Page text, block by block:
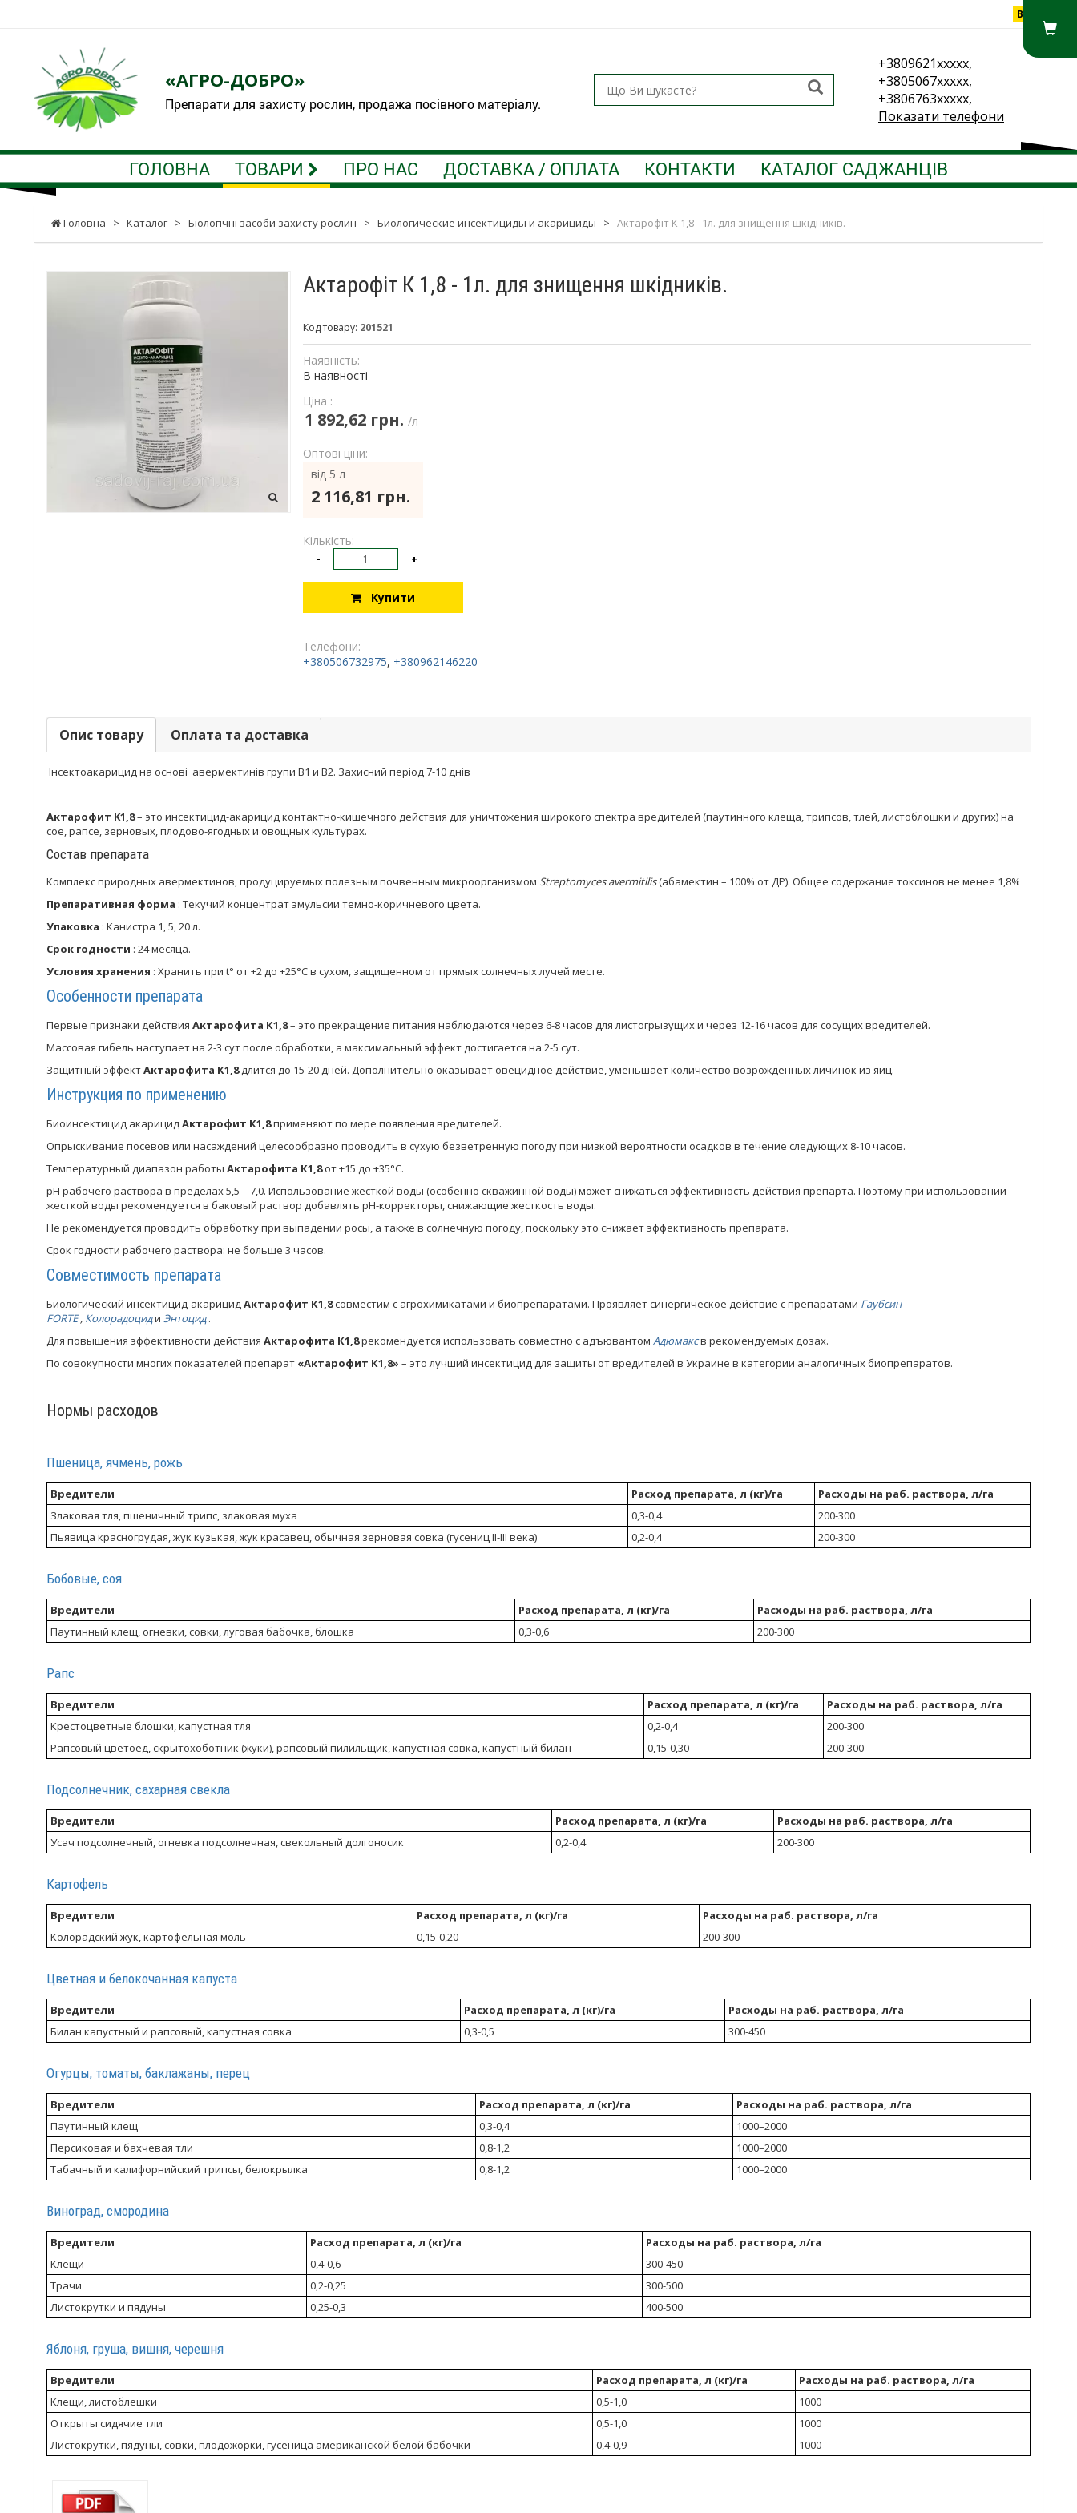
Вхід
«АГРО-ДОБРО»
Препарати для захисту рослин, продажа посівного матеріалу.
+3809621xxxxx,
+3805067xxxxx,
+3806763xxxxx,
Показати телефони
ГОЛОВНА ТОВАРИ ПРО НАС ДОСТАВКА / ОПЛАТА КОНТАКТИ КАТАЛОГ САДЖАНЦІВ
Головна > Каталог > Біологічні засоби захисту рослин > Биологические инсектициды и акарициды > Актарофіт К 1,8 - 1л. для знищення шкідників.
Актарофіт К 1,8 - 1л. для знищення шкідників.
Код товару: 201521
Наявність:
В наявності
Ціна :
1 892,62 грн. /л
Оптові ціни:
від 5 л
2 116,81 грн.
Кількість:
- +
Купити
Телефони:
+380506732975, +380962146220
Опис товару Оплата та доставка
Інсектоакарицид на основі авермектинів групи В1 и В2. Захисний період 7-10 днів
Актарофит K1,8– это инсектицид-акарицид контактно-кишечного действия для уничтожения широкого спектра вредителей (паутинного клеща, трипсов, тлей, листоблошки и других) на
сое, рапсе, зерновых, плодово-ягодных и овощных культурах.
Состав препарата
Комплекс природных авермектинов, продуцируемых полезным почвенным микроорганизмом Streptomyces avermitilis(абамектин – 100% от ДР). Общее содержание токсинов не менее 1,8%
Препаративная форма : Текучий концентрат эмульсии темно-коричневого цвета.
Упаковка : Канистра 1, 5, 20 л.
Срок годности : 24 месяца.
Условия хранения : Хранить при t° от +2 до +25°С в сухом, защищенном от прямых солнечных лучей месте.
Особенности препарата
Первые признаки действия Актарофита К1,8– это прекращение питания наблюдаются через 6-8 часов для листогрызущих и через 12-16 часов для сосущих вредителей.
Массовая гибель наступает на 2-3 сут после обработки, а максимальный эффект достигается на 2-5 сут.
Защитный эффектАктарофита К1,8длится до 15-20 дней. Дополнительно оказывает овецидное действие, уменьшает количество возрожденных личинок из яиц.
Инструкция по применению
Биоинсектицид акарицидАктарофит К1,8применяют по мере появления вредителей.
Опрыскивание посевов или насаждений целесообразно проводить в сухую безветренную погоду при низкой вероятности осадков в течение следующих 8-10 часов.
Температурный диапазон работы Актарофита К1,8от +15 до +35°С.
рН рабочего раствора в пределах 5,5 – 7,0. Использование жесткой воды (особенно скважинной воды) может снижаться эффективность действия препарта. Поэтому при использовании
жесткой воды рекомендуется в баковый раствор добавлять рН-корректоры, снижающие жесткость воды.
Не рекомендуется проводить обработку при выпадении росы, а также в солнечную погоду, поскольку это снижает эффективность препарата.
Срок годности рабочего раствора: не больше 3 часов.
Совместимость препарата
Биологический инсектицид-акарицидАктарофит К1,8совместим с агрохимикатами и биопрепаратами. Проявляет синергическое действие с препаратами Гаубсин
FORTE, Колорадоциди Энтоцид.
Для повышения эффективности действия Актарофита К1,8рекомендуется использовать совместно с адъювантом Адюмаксв рекомендуемых дозах.
По совокупности многих показателей препарат «Актарофит К1,8» – это лучший инсектицид для защиты от вредителей в Украине в категории аналогичных биопрепаратов.
Нормы расходов
Пшеница, ячмень, рожь
Вредители Расход препарата, л (кг)/га
Расходы на раб. раствора, л/га
Злаковая тля, пшеничный трипс, злаковая муха
0,3-0,4
200-300
Пьявица красногрудая, жук кузькая, жук красавец, обычная зерновая совка (гусениц II-III века)
0,2-0,4 200-300
Бобовые, соя
Вредители Расход препарата, л (кг)/га
Расходы на раб. раствора, л/га
Паутинный клещ, огневки, совки, луговая бабочка, блошка
0,3-0,6 200-300
Рапс
Вредители Расход препарата, л (кг)/га
Расходы на раб. раствора, л/га
Крестоцветные блошки, капустная тля
0,2-0,4
200-300
Рапсовый цветоед, скрытохоботник (жуки), рапсовый пилильщик, капустная совка, капустный билан
0,15-0,30 200-300
Подсолнечник, сахарная свекла
Вредители Расход препарата, л (кг)/га
Расходы на раб. раствора, л/га
Усач подсолнечный, огневка подсолнечная, свекольный долгоносик
0,2-0,4 200-300
Картофель
Вредители Расход препарата, л (кг)/га
Расходы на раб. раствора, л/га
Колорадский жук, картофельная моль
0,15-0,20 200-300
Цветная и белокочанная капуста
Вредители Расход препарата, л (кг)/га
Расходы на раб. раствора, л/га
Билан капустный и рапсовый, капустная совка
0,3-0,5 300-450
Огурцы, томаты, баклажаны, перец
Вредители Расход препарата, л (кг)/га
Расходы на раб. раствора, л/га
Паутинный клещ
0,3-0,4
1000–2000
Персиковая и бахчевая тли
0,8-1,2
1000–2000
Табачный и калифорнийский трипсы, белокрылка
0,8-1,2 1000–2000
Виноград, смородина
Вредители Расход препарата, л (кг)/га
Расходы на раб. раствора, л/га
Клещи
0,4-0,6
300-450
Трачи
0,2-0,25
300-500
Листокрутки и пядуны
0,25-0,3 400-500
Яблоня, груша, вишня, черешня
Вредители Расход препарата, л (кг)/га
Расходы на раб. раствора, л/га
Клещи, листоблешки
0,5-1,0
1000
Открыты сидячие тли
0,5-1,0
1000
Листокрутки, пядуны, совки, плодожорки, гусеница американской белой бабочки
0,4-0,9 1000